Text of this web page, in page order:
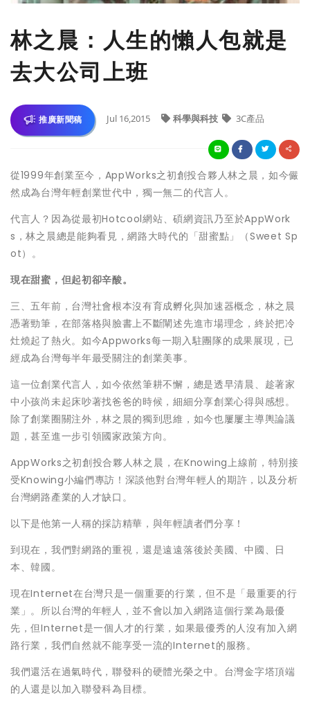
林之晨：人生的懶人包就是
去大公司上班
推廣新聞稿 Jul 16,2015 科學與科技 3C產品
從1999年創業至今，AppWorks之初創投合夥人林之晨，如今儼
然成為台灣年輕創業世代中，獨一無二的代言人。
代言人？因為從最初Hotcool網站、碩網資訊乃至於AppWork
s，林之晨總是能夠看見，網路大時代的「甜蜜點」（Sweet Sp
ot）。
現在甜蜜，但起初卻辛酸。
三、五年前，台灣社會根本沒有育成孵化與加速器概念，林之晨
憑著勁筆，在部落格與臉書上不斷闡述先進市場理念，終於把冷
灶燒起了熱火。如今Appworks每一期入駐團隊的成果展現，已
經成為台灣每半年最受關注的創業美事。
這一位創業代言人，如今依然筆耕不懈，總是透早清晨、趁著家
中小孩尚未起床吵著找爸爸的時候，細細分享創業心得與感想。
除了創業圈關注外，林之晨的獨到思維，如今也屢屢主導輿論議
題，甚至進一步引領國家政策方向。
AppWorks之初創投合夥人林之晨，在Knowing上線前，特別接
受Knowing小編們專訪！深談他對台灣年輕人的期許，以及分析
台灣網路產業的人才缺口。
以下是他第一人稱的採訪精華，與年輕讀者們分享！
到現在，我們對網路的重視，還是遠遠落後於美國、中國、日
本、韓國。
現在Internet在台灣只是一個重要的行業，但不是「最重要的行
業」。所以台灣的年輕人，並不會以加入網路這個行業為最優
先，但Internet是一個人才的行業，如果最優秀的人沒有加入網
路行業，我們自然就不能享受一流的Internet的服務。
我們還活在過氣時代，聯發科的硬體光榮之中。台灣金字塔頂端
的人還是以加入聯發科為目標。